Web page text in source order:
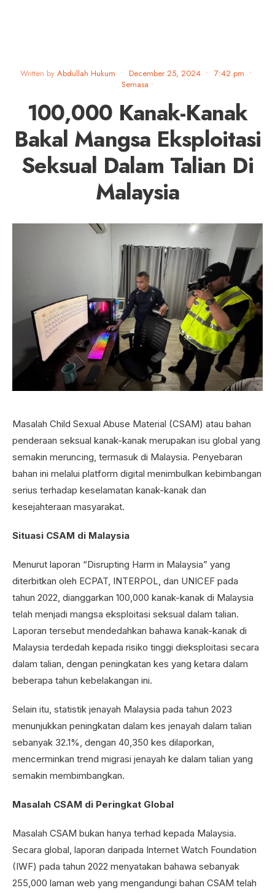
Written by Abdullah Hukum • December 25, 2024 • 7:42 pm •
Semasa •
100,000 Kanak-Kanak
Bakal Mangsa Eksploitasi
Seksual Dalam Talian Di
Malaysia
Masalah Child Sexual Abuse Material (CSAM) atau bahan
penderaan seksual kanak-kanak merupakan isu global yang
semakin meruncing, termasuk di Malaysia. Penyebaran
bahan ini melalui platform digital menimbulkan kebimbangan
serius terhadap keselamatan kanak-kanak dan
kesejahteraan masyarakat.
Situasi CSAM di Malaysia
Menurut laporan “Disrupting Harm in Malaysia” yang
diterbitkan oleh ECPAT, INTERPOL, dan UNICEF pada
tahun 2022, dianggarkan 100,000 kanak-kanak di Malaysia
telah menjadi mangsa eksploitasi seksual dalam talian.
Laporan tersebut mendedahkan bahawa kanak-kanak di
Malaysia terdedah kepada risiko tinggi dieksploitasi secara
dalam talian, dengan peningkatan kes yang ketara dalam
beberapa tahun kebelakangan ini.
Selain itu, statistik jenayah Malaysia pada tahun 2023
menunjukkan peningkatan dalam kes jenayah dalam talian
sebanyak 32.1%, dengan 40,350 kes dilaporkan,
mencerminkan trend migrasi jenayah ke dalam talian yang
semakin membimbangkan.
Masalah CSAM di Peringkat Global
Masalah CSAM bukan hanya terhad kepada Malaysia.
Secara global, laporan daripada Internet Watch Foundation
(IWF) pada tahun 2022 menyatakan bahawa sebanyak
255,000 laman web yang mengandungi bahan CSAM telah